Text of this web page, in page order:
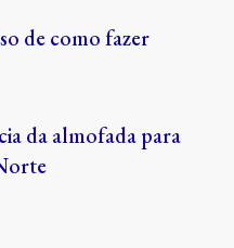
de como fazer
da almofada para